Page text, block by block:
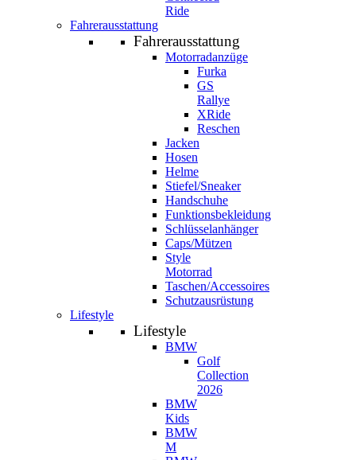
Ride
Fahrerausstattung
Fahrerausstattung
Motorradanzüge
Furka
GS
Rallye
XRide
Reschen
Jacken
Hosen
Helme
Stiefel/Sneaker
Handschuhe
Funktionsbekleidung
Schlüsselanhänger
Caps/Mützen
Style
Motorrad
Taschen/Accessoires
Schutzausrüstung
Lifestyle
Lifestyle
BMW
Golf
Collection
2026
BMW
Kids
BMW
M